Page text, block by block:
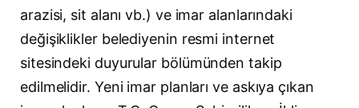
arazisi, sit alanı vb.) ve imar alanlarındaki
değişiklikler belediyenin resmi internet
sitesindeki duyurular bölümünden takip
edilmelidir. Yeni imar planları ve askıya çıkan